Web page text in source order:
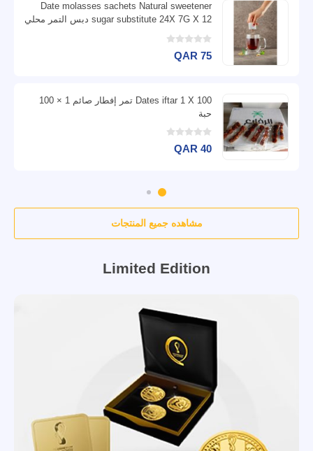
Date molasses sachets Natural sweetener
sugar substitute 24X 7G X 12 دبس التمر محلي
طبيعي بديل السكر
QAR 75
Dates iftar 1 X 100 تمر إفطار صائم 1 × 100
حبة
QAR 40
مشاهده جميع المنتجات
Limited Edition